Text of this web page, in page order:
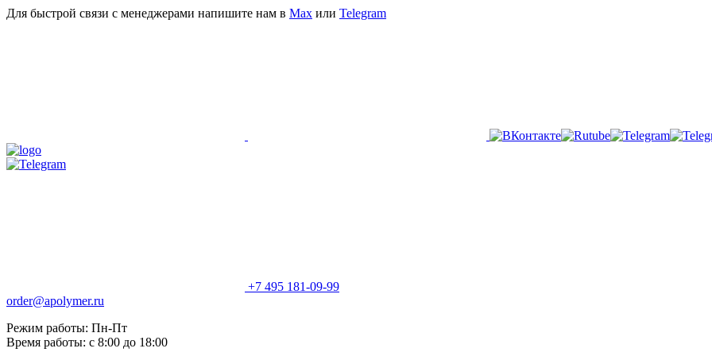
Для быстрой связи с менеджерами напишите нам в Мах или Telegram
+7 495 181-09-99
order@apolymer.ru
Режим работы: Пн-Пт
Время работы: с 8:00 до 18:00